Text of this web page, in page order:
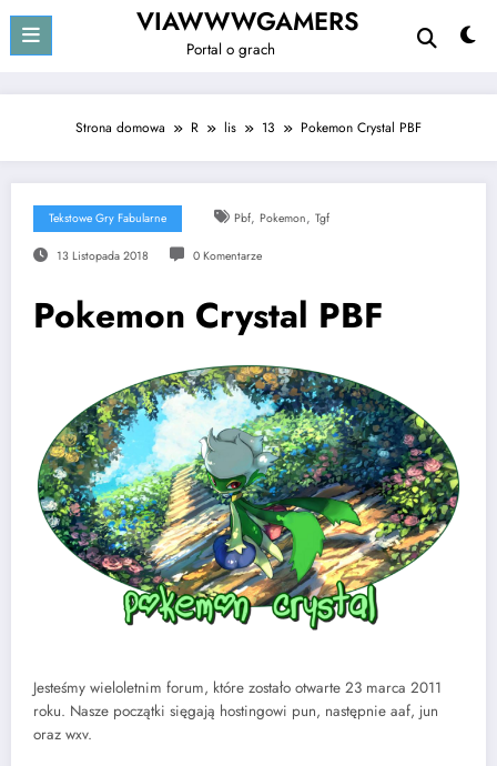
treści
VIAWWWGAMERS
Portal o grach
Strona domowa R lis 13 Pokemon Crystal PBF
Tekstowe Gry Fabularne Pbf, Pokemon, Tgf
13 Listopada 2018 0 Komentarze
Pokemon Crystal PBF
Jesteśmy wieloletnim forum, które zostało otwarte 23 marca 2011
roku. Nasze początki sięgają hostingowi pun, następnie aaf, jun
oraz wxv.